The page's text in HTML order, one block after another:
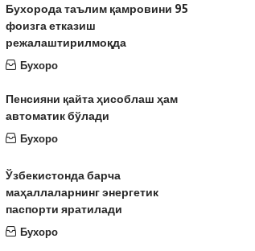
Бухорода таълим қамровини 95
фоизга етказиш
режалаштирилмоқда
Бухоро
Пенсияни қайта ҳисоблаш ҳам
автоматик бўлади
Бухоро
Ўзбекистонда барча
маҳаллаларнинг энергетик
паспорти яратилади
Бухоро